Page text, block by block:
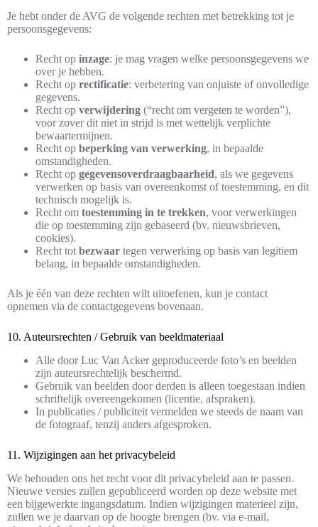
Je hebt onder de AVG de volgende rechten met betrekking tot je
persoonsgegevens:
Recht op inzage: je mag vragen welke persoonsgegevens we
over je hebben.
Recht op rectificatie: verbetering van onjuiste of onvolledige
gegevens.
Recht op verwijdering (“recht om vergeten te worden”),
voor zover dit niet in strijd is met wettelijk verplichte
bewaartermijnen.
Recht op beperking van verwerking, in bepaalde
omstandigheden.
Recht op gegevensoverdraagbaarheid, als we gegevens
verwerken op basis van overeenkomst of toestemming, en dit
technisch mogelijk is.
Recht om toestemming in te trekken, voor verwerkingen
die op toestemming zijn gebaseerd (bv. nieuwsbrieven,
cookies).
Recht tot bezwaar tegen verwerking op basis van legitiem
belang, in bepaalde omstandigheden.
Als je één van deze rechten wilt uitoefenen, kun je contact
opnemen via de contactgegevens bovenaan.
10. Auteursrechten / Gebruik van beeldmateriaal
Alle door Luc Van Acker geproduceerde foto’s en beelden
zijn auteursrechtelijk beschermd.
Gebruik van beelden door derden is alleen toegestaan indien
schriftelijk overeengekomen (licentie, afspraken).
In publicaties / publiciteit vermelden we steeds de naam van
de fotograaf, tenzij anders afgesproken.
11. Wijzigingen aan het privacybeleid
We behouden ons het recht voor dit privacybeleid aan te passen.
Nieuwe versies zullen gepubliceerd worden op deze website met
een bijgewerkte ingangsdatum. Indien wijzigingen materieel zijn,
zullen we je daarvan op de hoogte brengen (bv. via e-mail,